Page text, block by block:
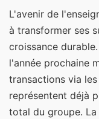
L'avenir de
à transformer ses
croissance
l'année prochaine
transactions via
représentent déjà
total du groupe.